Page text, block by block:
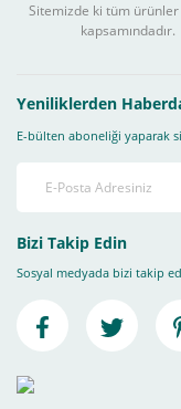
Sitemizde ki tüm
kapsamındadır.
Yeniliklerden
E-bülten aboneliği yaparak
Bizi Takip Edin
Sosyal medyada bizi takip